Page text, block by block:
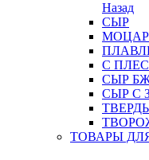
Назад
СЫР
С
СЫР
СЫР С
ТОВАРЫ